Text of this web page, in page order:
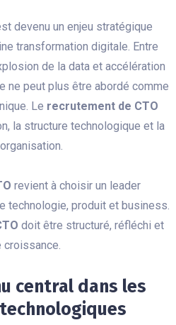
devenu un enjeu stratégique
transformation digitale. Entre
de la data et accélération
ne peut plus être abordé comme
Le recrutement de CTO
la structure technologique et la
revient à choisir un leader
technologie, produit et business.
doit être structuré, réfléchi et
central dans les